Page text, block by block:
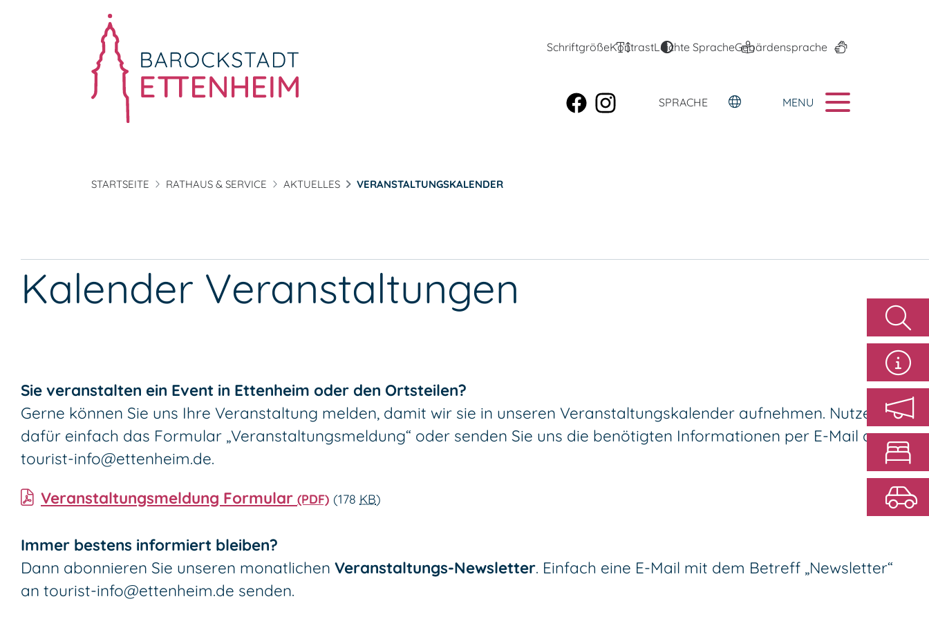
SchriftgrößeKontrastLeichte SpracheGebärdensprache
SPRACHE MENU
STARTSEITE RATHAUS & SERVICE AKTUELLES VERANSTALTUNGSKALENDER
Kalender Veranstaltungen
Sie veranstalten ein Event in Ettenheim oder den Ortsteilen?
Gerne können Sie uns Ihre Veranstaltung melden, damit wir sie in unseren Veranstaltungskalender aufnehmen. Nutzen Sie
dafür einfach das Formular „Veranstaltungsmeldung“ oder senden Sie uns die benötigten Informationen per E-Mail an
tourist-info@ettenheim.de.
Veranstaltungsmeldung Formular (PDF) (178 KB)
Immer bestens informiert bleiben?
Dann abonnieren Sie unseren monatlichen Veranstaltungs-Newsletter. Einfach eine E-Mail mit dem Betreff „Newsletter“
an tourist-info@ettenheim.de senden.